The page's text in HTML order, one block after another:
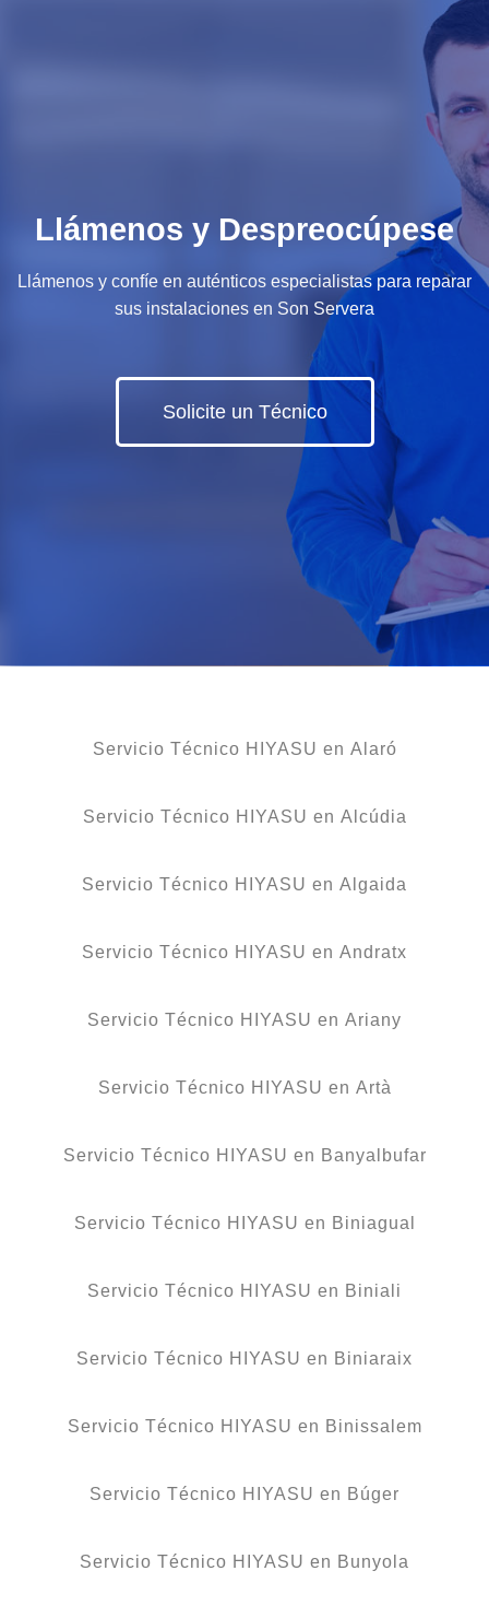
Llámenos y Despreocúpese
Llámenos y confíe en auténticos especialistas para reparar
sus instalaciones en Son Servera
Solicite un Técnico
Servicio Técnico HIYASU en Alaró
Servicio Técnico HIYASU en Alcúdia
Servicio Técnico HIYASU en Algaida
Servicio Técnico HIYASU en Andratx
Servicio Técnico HIYASU en Ariany
Servicio Técnico HIYASU en Artà
Servicio Técnico HIYASU en Banyalbufar
Servicio Técnico HIYASU en Biniagual
Servicio Técnico HIYASU en Biniali
Servicio Técnico HIYASU en Biniaraix
Servicio Técnico HIYASU en Binissalem
Servicio Técnico HIYASU en Búger
Servicio Técnico HIYASU en Bunyola